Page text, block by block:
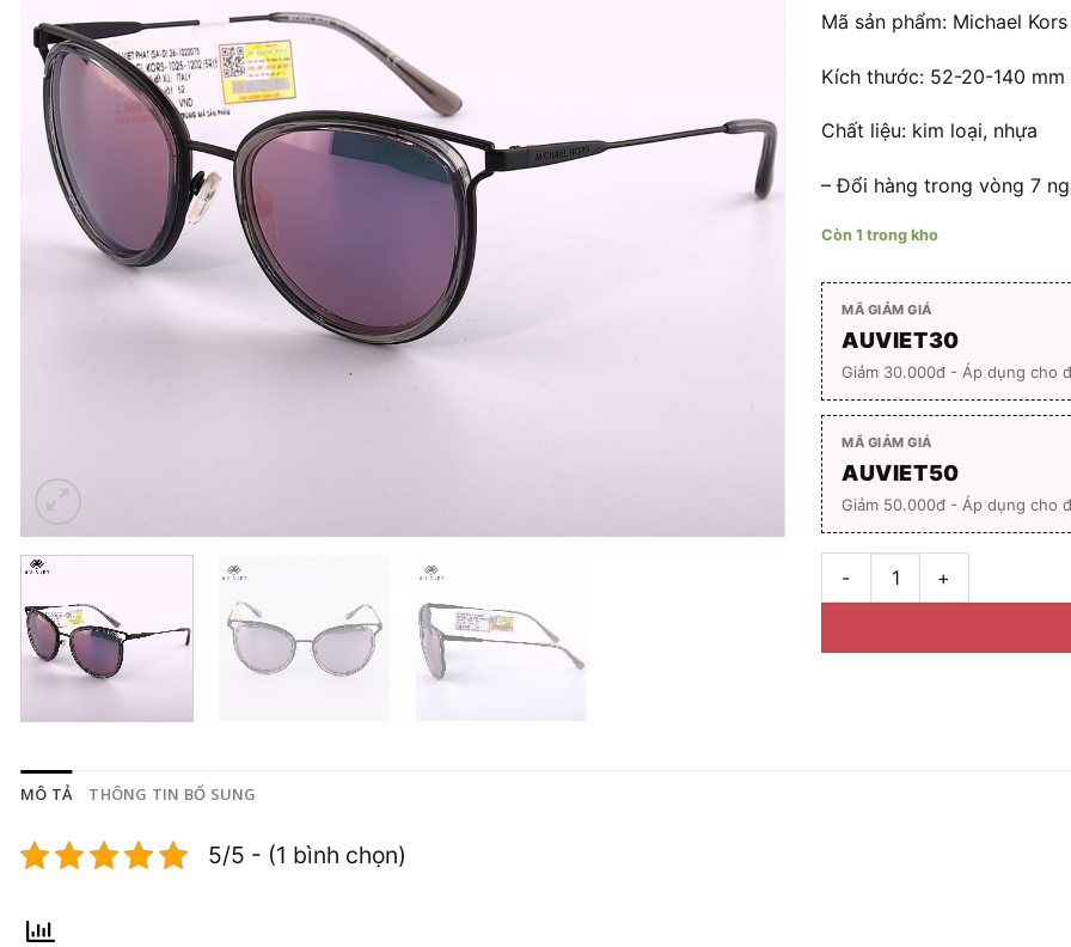
Mã sản phẩm: Michael
Kích thước: 52-20-140 mm
Chất liệu: kim loại, nhựa
– Đổi hàng trong vòng 7
Còn 1 trong kho
MÃ GIẢM GIÁ
AUVIET30
Giảm 30.000đ - Áp dụng cho
MÃ GIẢM GIÁ
AUVIET50
Giảm 50.000đ - Áp dụng cho
Kính mát Michael Kors 1025
MÔ TẢ THÔNG TIN BỔ SUNG
5/5 - (1 bình chọn)